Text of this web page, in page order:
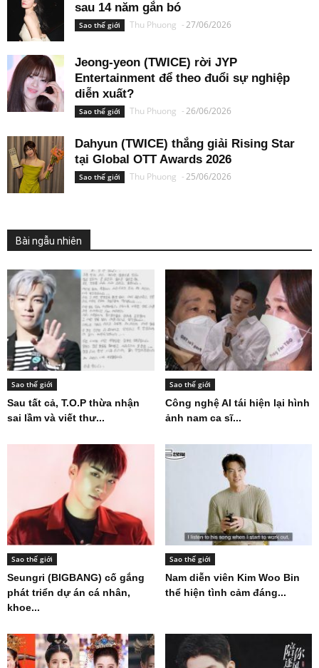
sau 14 năm gắn bó
Sao thế giới Thu Phuong -27/06/2026
Jeong-yeon (TWICE) rời JYP
Entertainment để theo đuổi sự nghiệp
diễn xuất?
Sao thế giới Thu Phuong -26/06/2026
Dahyun (TWICE) thắng giải Rising Star
tại Global OTT Awards 2026
Sao thế giới Thu Phuong -25/06/2026
Bài ngẫu nhiên
Sao thế giới
Sau tất cả, T.O.P thừa nhận
sai lầm và viết thư...
Sao thế giới
Công nghệ AI tái hiện lại hình
ảnh nam ca sĩ...
Sao thế giới
Seungri (BIGBANG) cố gắng
phát triển dự án cá nhân,
khoe...
Sao thế giới
Nam diễn viên Kim Woo Bin
thể hiện tình cảm đáng...